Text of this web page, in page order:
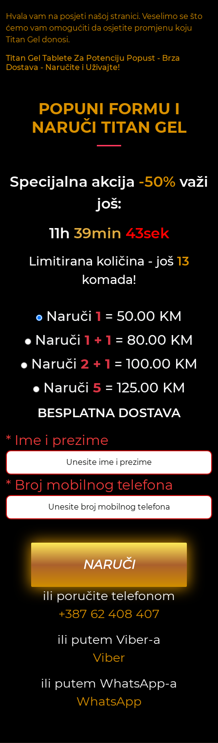
Hvala vam na posjeti našoj stranici. Veselimo se što
ćemo vam omogućiti da osjetite promjenu koju
Titan Gel donosi.
Titan Gel Tablete Za Potenciju Popust - Brza
Dostava - Naručite i Uživajte!
POPUNI FORMU I
NARUČI TITAN GEL
Specijalna akcija -50% važi
još:
11h 39min 43sek
Limitirana količina - još 13
komada!
Naruči 1 = 50.00 KM
Naruči 1 + 1 = 80.00 KM
Naruči 2 + 1 = 100.00 KM
Naruči 5 = 125.00 KM
BESPLATNA DOSTAVA
* Ime i prezime
* Broj mobilnog telefona
NARUČI
ili poručite telefonom
+387 62 408 407
ili putem Viber-a
Viber
ili putem WhatsApp-a
WhatsApp